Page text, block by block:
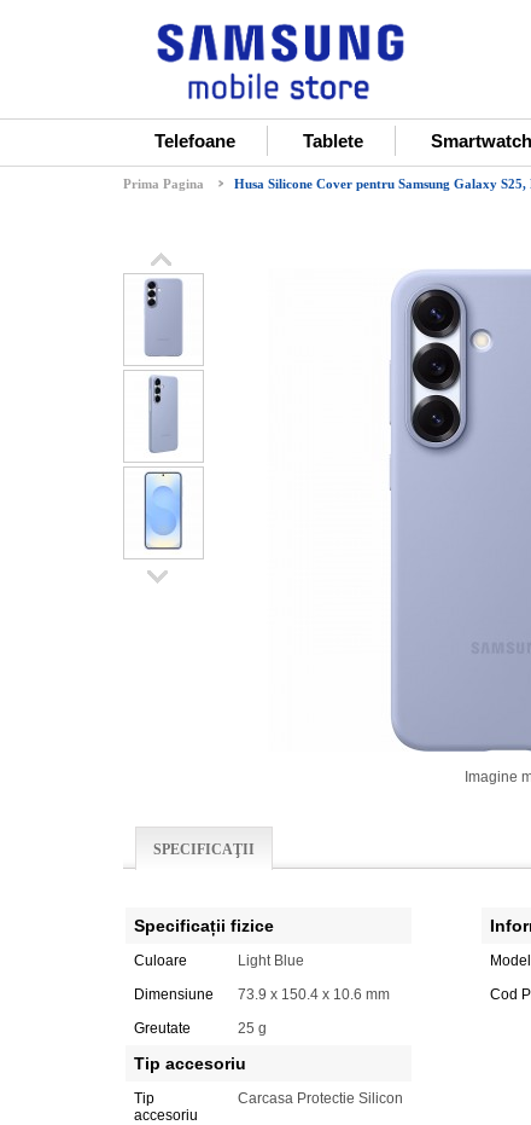
Telefoane Tablete Smartwatch
Prima Pagina Husa Silicone Cover pentru Samsung Galaxy
Imagine
SPECIFICAŢII
Specificații fizice
Culoare
Light Blue
Dimensiune
73.9 x 150.4 x 10.6 mm
Greutate
25 g
Tip accesoriu
Tip
accesoriu
Carcasa Protectie Silicon
Cod